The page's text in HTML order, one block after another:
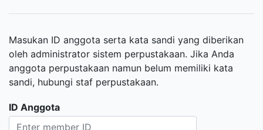
Masukan ID anggota serta kata sandi yang diberikan
oleh administrator sistem perpustakaan. Jika Anda
anggota perpustakaan namun belum memiliki kata
sandi, hubungi staf perpustakaan.
ID Anggota